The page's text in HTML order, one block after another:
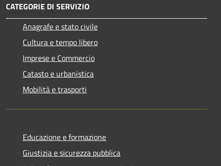
CATEGORIE DI SERVIZIO
Anagrafe e stato civile
Cultura e tempo libero
Imprese e Commercio
Catasto e urbanistica
Mobilità e trasporti
Educazione e formazione
Giustizia e sicurezza pubblica